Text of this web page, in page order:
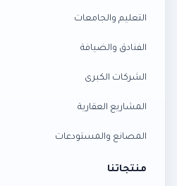
التعليم والجامعات
الفنادق والضيافة
الشركات الكبرى
المشاريع العقارية
المصانع والمستودعات
منتجاتنا